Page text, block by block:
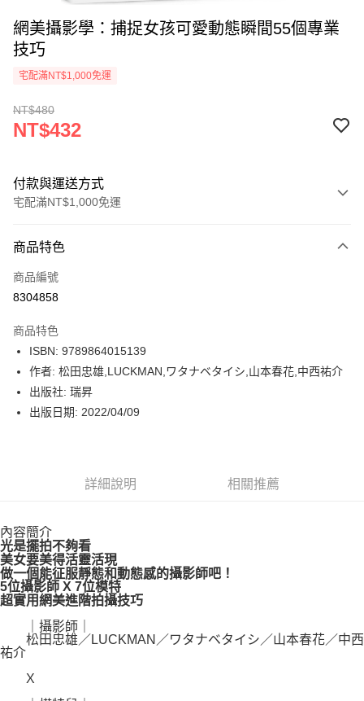
網美攝影學：捕捉女孩可愛動態瞬間55個專業
技巧
宅配滿NT$1,000免運
NT$480
NT$432
付款與運送方式
宅配滿NT$1,000免運
icash Pay
信用卡一次付款
LINE Pay
Apple Pay
街口支付
博客來商品配送方式
每筆NT$80，滿NT$1,000(含以上)免運費
商品特色
商品編號
8304858
商品特色
ISBN: 9789864015139
作者: 松田忠雄,LUCKMAN,ワタナベタイシ,山本春花,中西祐介
出版社: 瑞昇
出版日期: 2022/04/09
詳細說明 相關推薦
內容簡介
光是擺拍不夠看
美女要美得活靈活現
做一個能征服靜態和動態感的攝影師吧！
5位攝影師 X 7位模特
超實用網美進階拍攝技巧
｜攝影師｜
松田忠雄／LUCKMAN／ワタナベタイシ／山本春花／中西
祐介
X